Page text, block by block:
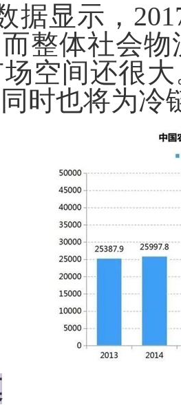
据显示，
整体社会物
场空间还很
时也将为冷